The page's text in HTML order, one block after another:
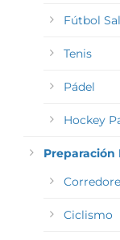
Fútbol
Tenis
Pádel
Hockey
Preparación
Ciclismo